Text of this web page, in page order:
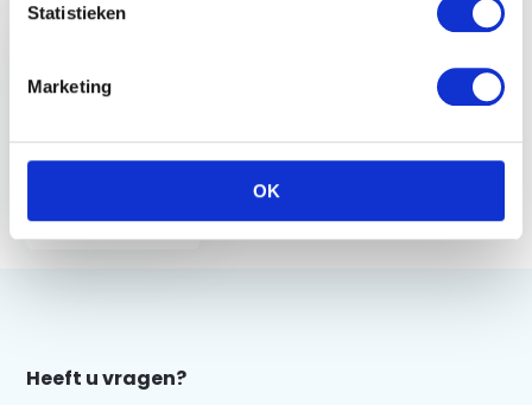
Statistieken
Marketing
OK
€ 19,95
Heeft u vragen?